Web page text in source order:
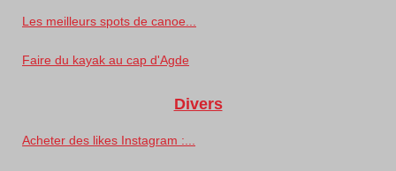
Les meilleurs spots de canoe...
Faire du kayak au cap d'Agde
Divers
Acheter des likes Instagram :...